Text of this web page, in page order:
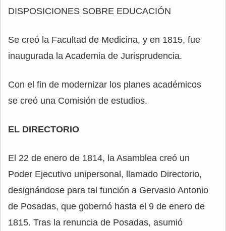
DISPOSICIONES SOBRE EDUCACIÓN
Se creó la Facultad de Medicina, y en 1815, fue
inaugurada la Academia de Jurisprudencia.
Con el fin de modernizar los planes académicos
se creó una Comisión de estudios.
EL DIRECTORIO
El 22 de enero de 1814, la Asamblea creó un
Poder Ejecutivo unipersonal, llamado Directorio,
designándose para tal función a Gervasio Antonio
de Posadas, que gobernó hasta el 9 de enero de
1815. Tras la renuncia de Posadas, asumió